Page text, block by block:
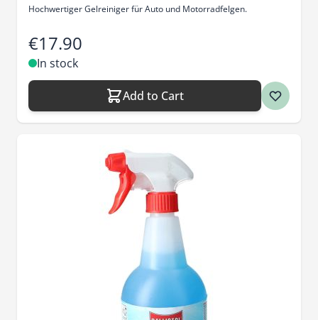
Hochwertiger Gelreiniger für Auto und Motorradfelgen.
€17.90
In stock
Add to Cart